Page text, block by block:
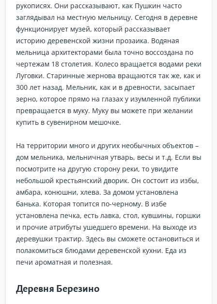
рукописях. Они рассказывают, как Пушкин часто
заглядывал на местную мельницу. Сегодня в деревне
функционирует музей, который рассказывает
историю деревенской жизни прозаика. Водяная
мельница архитекторами была точно воссоздана по
чертежам 18 столетия. Колесо вращается водами реки
Луговки. Старинные жернова вращаются так же, как и
300 лет назад. Мельник, как и в древности, засыпает
зерно, которое прямо на глазах у изумленной публики
превращается в муку. Муку вы можете при желании
купить в сувенирном мешочке.
На территории много и других необычных объектов –
дом мельника, мельничная утварь, весы и т.д. Если вы
посмотрите на другую сторону реки, то увидите
небольшой крестьянский дворик. Он состоит из избы,
амбара, конюшни, хлева. За домом установлена
банька. Которая топится по-черному. В избе
установлена печка, есть лавка, стол, кувшины, горшки
и прочие атрибуты ушедшего времени. На выходе из
деревушки трактир. Здесь вы сможете остановиться и
полакомиться блюдами деревенской кухни. Еда из
печи ароматная и полезная.
Деревня Березино